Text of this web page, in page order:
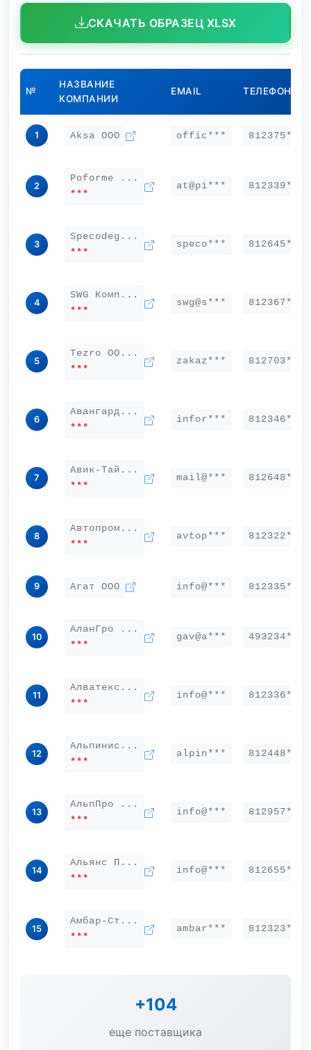
СКАЧАТЬ ОБРАЗЕЦ XLSX
№
НАЗВАНИЕ
КОМПАНИИ
EMAIL ТЕЛЕФОН
1 Aksa ООО offic*** 812375***
2
Poforme ...
***
at@pi*** 812339***
3
Specodeg...
***
speco*** 812645***
4
SWG Комп...
***
swg@s*** 812367***
5
Tezro ОО...
***
zakaz*** 812703***
6
Авангард...
***
infor*** 812346***
7
Авик-Тай...
***
mail@*** 812648***
8
Автопром...
***
avtop*** 812322***
9 Агат ООО info@*** 812335***
10
АланГро ...
***
gav@a*** 493234***
11
Алватекс...
***
info@*** 812336***
12
Альпинис...
***
alpin*** 812448***
13
АльпПро ...
***
info@*** 812957***
14
Альянс П...
***
info@*** 812655***
15
Амбар-Ст...
***
ambar*** 812323***
+104
еще поставщика